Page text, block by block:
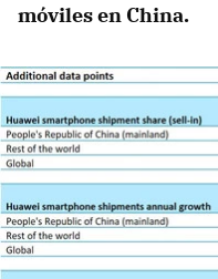
móviles en China.